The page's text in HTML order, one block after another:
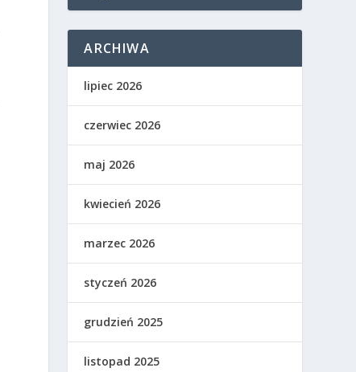
ARCHIWA
lipiec 2026
czerwiec 2026
maj 2026
kwiecień 2026
marzec 2026
styczeń 2026
grudzień 2025
listopad 2025